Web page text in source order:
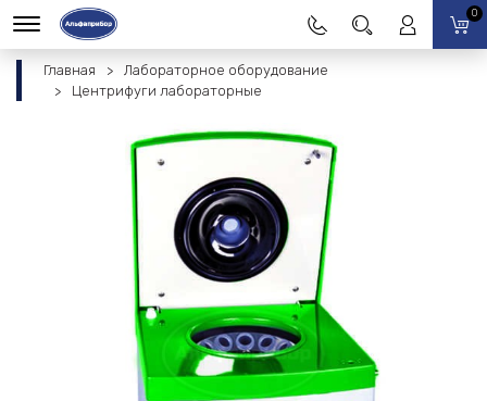
0
Главная
Лабораторное оборудование
Центрифуги лабораторные